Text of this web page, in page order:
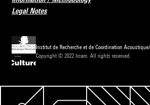
Legal Notes
Institut de Recherche et de Coordination
Copyright © 2022 Ircam. All rights reserved.